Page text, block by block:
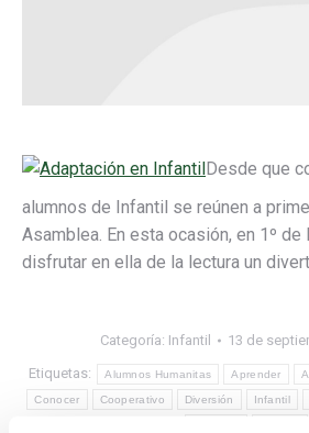
Desde que
alumnos de Infantil se reúnen a
Asamblea. En esta ocasión, en 1º
disfrutar en ella de la lectura un
Categoría: Infantil 13 de
Etiquetas: Alumnos Humanitas Aprender
Conocer Cooperativo Diversión Infantil